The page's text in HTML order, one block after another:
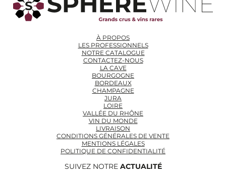
À PROPOS
LES PROFESSIONNELS
NOTRE CATALOGUE
CONTACTEZ-NOUS
LA CAVE
BOURGOGNE
BORDEAUX
CHAMPAGNE
JURA
LOIRE
VALLÉE DU RHÔNE
VIN DU MONDE
LIVRAISON
CONDITIONS GÉNÉRALES DE VENTE
MENTIONS LÉGALES
POLITIQUE DE CONFIDENTIALITÉ
SUIVEZ NOTRE ACTUALITÉ